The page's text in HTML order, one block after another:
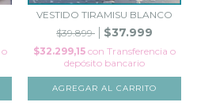
VESTIDO TIRAMISU BLANCO
$39.899
$37.999
$32.299,15 con Transferencia o
depósito bancario
AGREGAR AL CARRITO